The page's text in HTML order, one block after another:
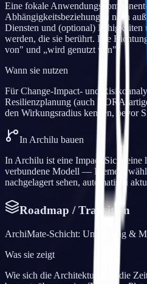
Eine fokale
Abhängigkeitsbeziehungen nach
Diensten und (optional)
werden, die sie berührt. Die
von" und „wird genutzt von".
Wann sie nutzen
Für Change-Impact- und
Resilienzplanung (auch DORA-
den Wirkungsradius kennen, bevor
In Archilu bauen
In Archilu ist eine Impact-Sicht eine
verbundene Modell — Element
nachgelagert sehen, automatisch
Roadmap / Transition
ArchiMate-Schicht: Umsetzung &
Was sie zeigt
Wie sich die Architektur über die